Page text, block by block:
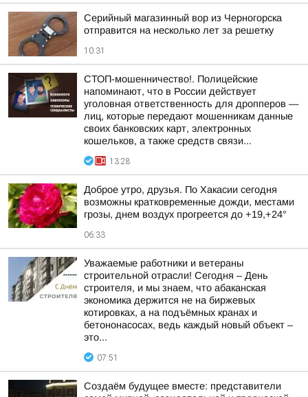
Серийный магазинный вор из Черногорска
отправится на несколько лет за решетку
10:31
СТОП-мошенничество!. Полицейские
напоминают, что в России действует
уголовная ответственность для дропперов —
лиц, которые передают мошенникам данные
своих банковских карт, электронных
кошельков, а также средств связи...
13:28
Доброе утро, друзья. По Хакасии сегодня
возможны кратковременные дожди, местами
грозы, днем воздух прогреется до +19,+24°
06:33
Уважаемые работники и ветераны
строительной отрасли! Сегодня – День
строителя, и мы знаем, что абаканская
экономика держится не на биржевых
котировках, а на подъёмных кранах и
бетононасосах, ведь каждый новый объект –
это...
07:51
Создаём будущее вместе: представители